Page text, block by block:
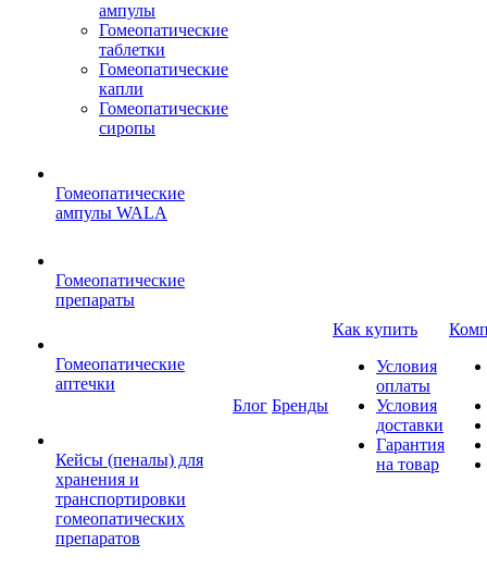
ампулы
Гомеопатические
таблетки
Гомеопатические
капли
Гомеопатические
сиропы
Гомеопатические
ампулы WALA
Гомеопатические
препараты
Гомеопатические
аптечки
Кейсы (пеналы) для
хранения и
транспортировки
гомеопатических
препаратов
Блог Бренды
Как купить
Условия
оплаты
Условия
доставки
Гарантия
на товар